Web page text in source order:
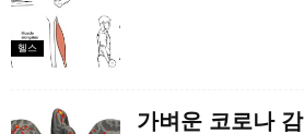
헬스
가벼운 코로나